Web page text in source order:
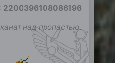
: 2200396108086196
над пропастью.